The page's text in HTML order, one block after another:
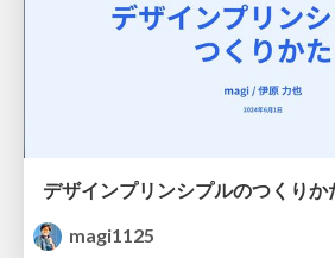
magi1125